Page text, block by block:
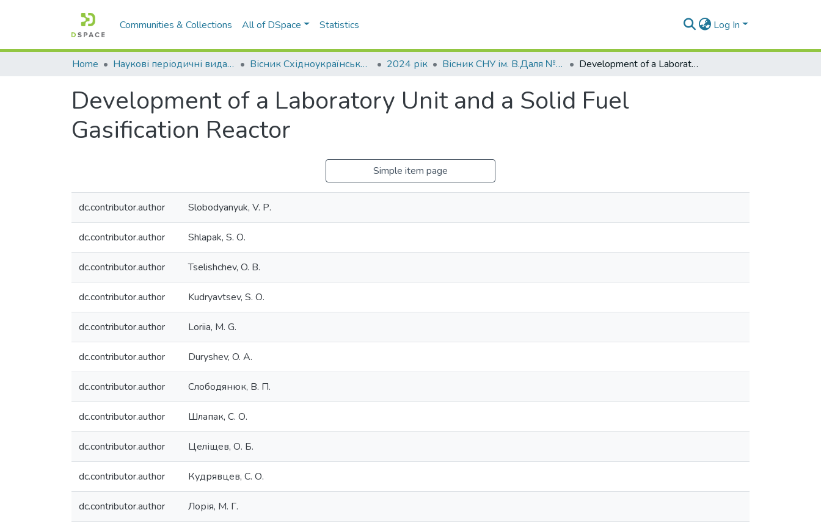
Communities & Collections All of DSpace Statistics Log In
Home Наукові періодичні видання СНУ ім. В. Даля Вісник Східноукраїнського національного університету імені В. Даля 2024 рік Вісник СНУ ім. В.Даля № 1 (281) 2024 Development of a Laboratory Unit and a Solid Fuel Gasification Reactor
Development of a Laboratory Unit and a Solid Fuel
Gasification Reactor
Simple item page
dc.contributor.author Slobodyanyuk, V. Р.
dc.contributor.author Shlapak, S. О.
dc.contributor.author Tselishchev, O. В.
dc.contributor.author Kudryavtsev, S. О.
dc.contributor.author Loriia, M. G.
dc.contributor.author Duryshev, O. A.
dc.contributor.author Слободянюк, В. П.
dc.contributor.author Шлапак, С. О.
dc.contributor.author Целіщев, О. Б.
dc.contributor.author Кудрявцев, С. О.
dc.contributor.author Лорія, М. Г.